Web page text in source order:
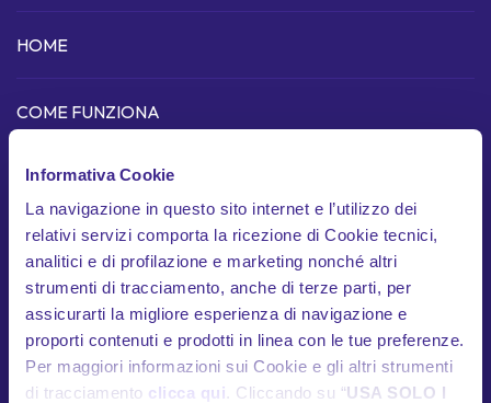
Informativa Cookie
La navigazione in questo sito internet e l’utilizzo dei
relativi servizi comporta la ricezione di Cookie tecnici,
analitici e di profilazione e marketing nonché altri
strumenti di tracciamento, anche di terze parti, per
assicurarti la migliore esperienza di navigazione e
proporti contenuti e prodotti in linea con le tue preferenze.
Per maggiori informazioni sui Cookie e gli altri strumenti
di tracciamento clicca qui . Cliccando su “USA SOLO I
HOME
COME FUNZIONA
Dispositivo telematico
In cosa siamo unici
Garanzie
Documenti contrattuali
HELP